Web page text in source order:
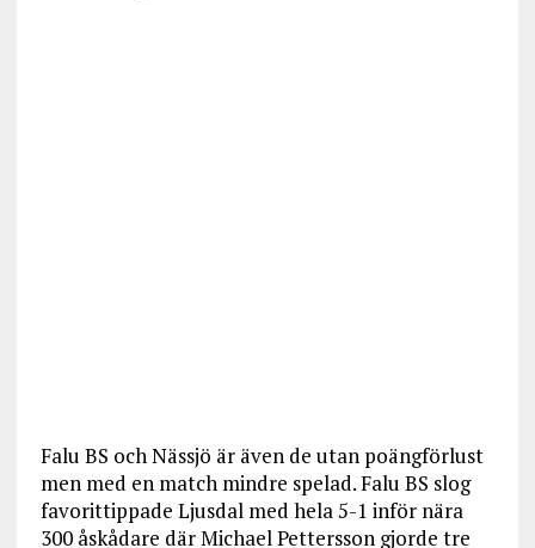
Falu BS och Nässjö är även de utan poängförlust
men med en match mindre spelad. Falu BS slog
favorittippade Ljusdal med hela 5-1 inför nära
300 åskådare där Michael Pettersson gjorde tre